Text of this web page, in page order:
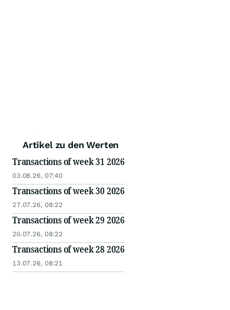
Artikel zu den Werten
Transactions of week 31 2026
03.08.26, 07:40
Transactions of week 30 2026
27.07.26, 08:22
Transactions of week 29 2026
20.07.26, 08:22
Transactions of week 28 2026
13.07.26, 08:21